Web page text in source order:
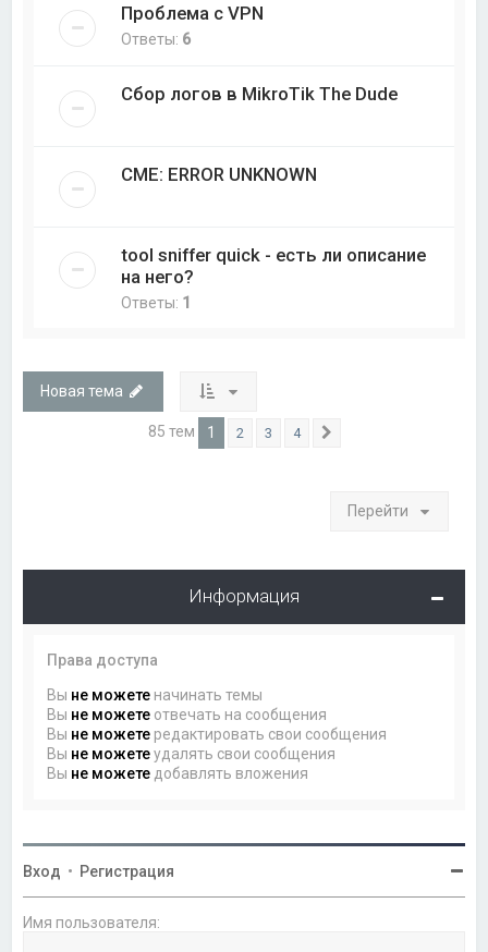
Проблема с VPN
Ответы: 6
Сбор логов в MikroTik The Dude
CME: ERROR UNKNOWN
tool sniffer quick - есть ли описание
на него?
Ответы: 1
Новая тема
85 тем 1 2 3 4
Перейти
Информация
Права доступа
Вы не можете начинать темы
Вы не можете отвечать на сообщения
Вы не можете редактировать свои сообщения
Вы не можетеудалять свои сообщения
Вы не можете добавлять вложения
Вход • Регистрация
Имя пользователя: